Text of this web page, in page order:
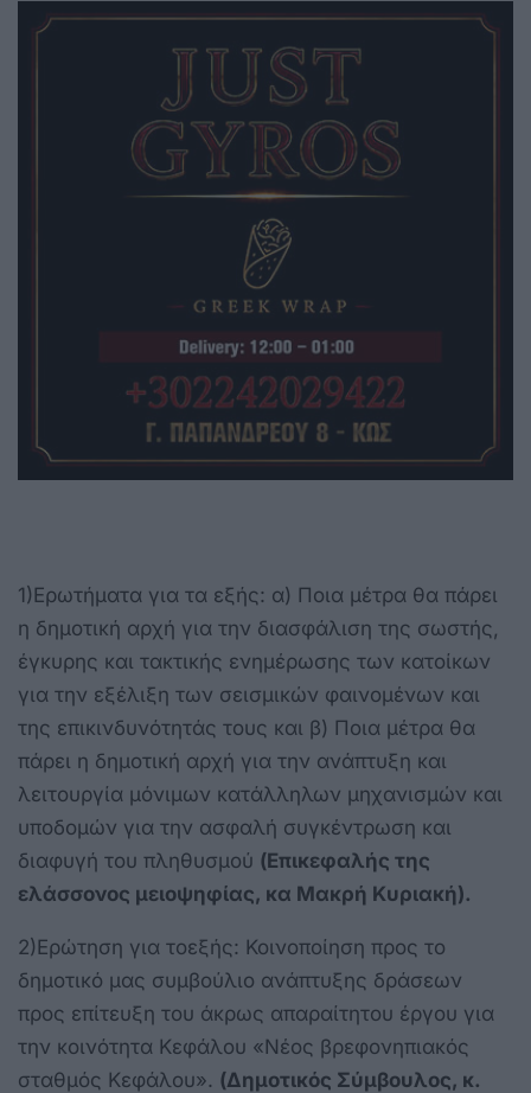
1)Ερωτήματα για τα εξής: α) Ποια μέτρα θα πάρει
η δημοτική αρχή για την διασφάλιση της σωστής,
έγκυρης και τακτικής ενημέρωσης των κατοίκων
για την εξέλιξη των σεισμικών φαινομένων και
της επικινδυνότητάς τους και β) Ποια μέτρα θα
πάρει η δημοτική αρχή για την ανάπτυξη και
λειτουργία μόνιμων κατάλληλων μηχανισμών και
υποδομών για την ασφαλή συγκέντρωση και
διαφυγή του πληθυσμού (Επικεφαλής της
ελάσσονος μειοψηφίας, κα Μακρή Κυριακή).
2)Ερώτηση για τoεξής: Κοινοποίηση προς το
δημοτικό μας συμβούλιο ανάπτυξης δράσεων
προς επίτευξη του άκρως απαραίτητου έργου για
την κοινότητα Κεφάλου «Νέος βρεφονηπιακός
σταθμός Κεφάλου». (Δημοτικός Σύμβουλος, κ.